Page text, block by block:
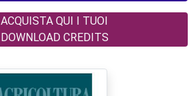
ACQUISTA QUI I TUOI
DOWNLOAD CREDITS